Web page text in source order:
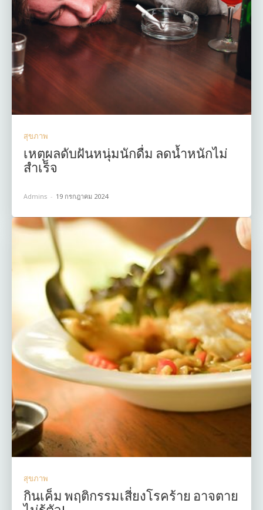
สุขภาพ
เหตุผลดับฝันหนุ่มนักดื่ม ลดน้ำหนักไม่
สำเร็จ
Admins - 19 กรกฎาคม 2024
สุขภาพ
กินเค็ม พฤติกรรมเสี่ยงโรคร้าย อาจตาย